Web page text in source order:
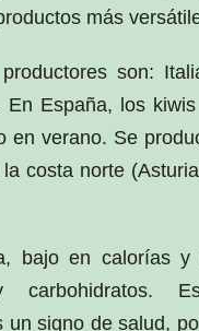
más
son:
España, los
en verano. Se
costa norte
bajo en calorías y
un signo de salud,